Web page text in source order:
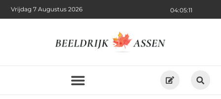
04:05:12
Vrijdag 7 Augustus 2026